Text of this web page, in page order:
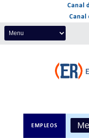
Canal
Canal
EMPLEOS